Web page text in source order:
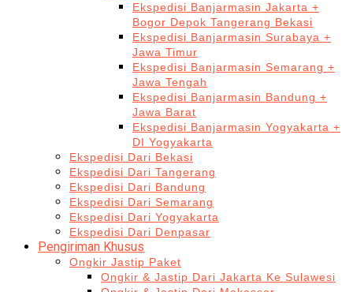
Ekspedisi Banjarmasin Jakarta +
Bogor Depok Tangerang Bekasi
Ekspedisi Banjarmasin Surabaya +
Jawa Timur
Ekspedisi Banjarmasin Semarang +
Jawa Tengah
Ekspedisi Banjarmasin Bandung +
Jawa Barat
Ekspedisi Banjarmasin Yogyakarta +
DI Yogyakarta
Ekspedisi Dari Bekasi
Ekspedisi Dari Tangerang
Ekspedisi Dari Bandung
Ekspedisi Dari Semarang
Ekspedisi Dari Yogyakarta
Ekspedisi Dari Denpasar
Pengiriman Khusus
Ongkir Jastip Paket
Ongkir & Jastip Dari Jakarta Ke Sulawesi